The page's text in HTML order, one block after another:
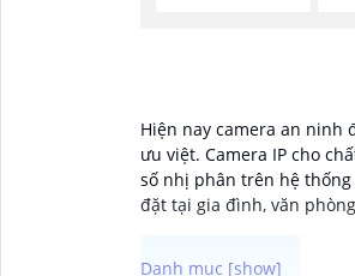
Hiện nay camera an ninh
ưu việt. Camera IP cho
số nhị phân trên hệ
đặt tại gia đình, văn